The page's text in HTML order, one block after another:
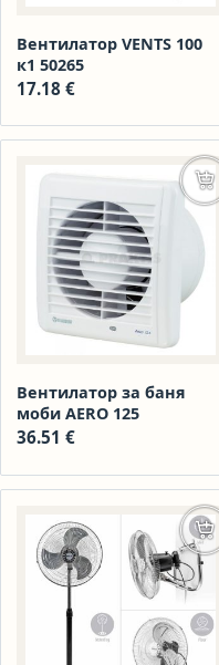
Вентилатор VENTS 100
к1 50265
17.18 €
Вентилатор за баня
моби AERO 125
36.51 €